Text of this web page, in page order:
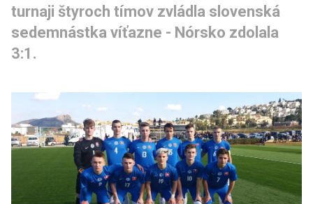
turnaji štyroch tímov zvládla slovenská
sedemnástka víťazne - Nórsko zdolala
3:1.